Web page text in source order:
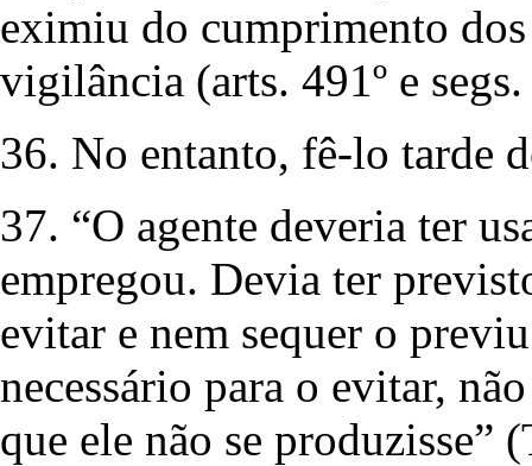
eximiu do cumprimento dos
vigilância (arts. 491º e
36. No entanto, fê-lo tarde
37. “O agente deveria ter
empregou. Devia ter
evitar e nem sequer o
necessário para o evitar,
que ele não se